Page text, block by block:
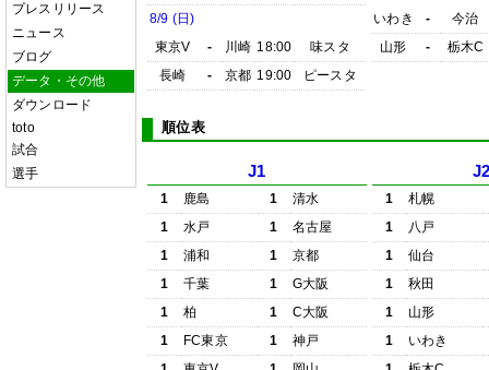
プレスリリース
ニュース
ブログ
データ・その他
ダウンロード
toto
試合
選手
8/9 (日)
東京V
- 川崎 18:00
味スタ
長崎
- 京都 19:00 ピースタ
いわき
-
今治
山形
- 栃木C
順位表
J1
1 鹿島 1
清水
1
水戸 1
名古屋
1
浦和 1
京都
1
千葉 1
G大阪
1
柏 1
C大阪
1
FC東京 1
神戸
1
札幌
1
八戸
1
仙台
1
秋田
1
山形
1
いわき